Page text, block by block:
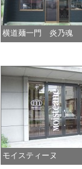
横道麺一門 炎乃魂
モイスティーヌ